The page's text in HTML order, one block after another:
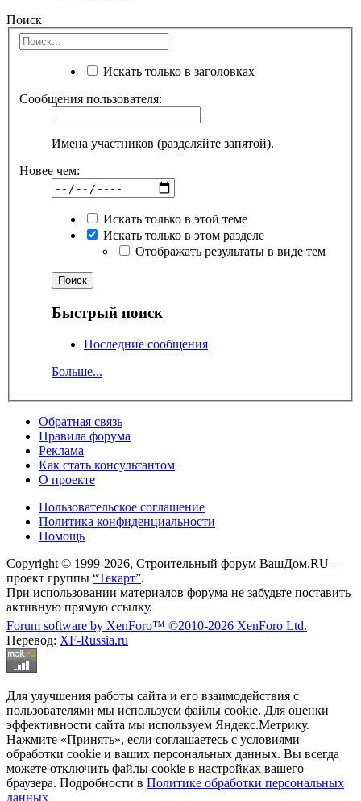
Поиск
Искать только в заголовках
Сообщения пользователя:
Имена участников (разделяйте запятой).
Новее чем:
Искать только в этой теме
Искать только в этом разделе
Отображать результаты в виде тем
Быстрый поиск
Последние сообщения
Больше...
Обратная связь
Правила форума
Реклама
Как стать консультантом
О проекте
Пользовательское соглашение
Политика конфиденциальности
Помощь
Copyright © 1999-2026, Строительный форум ВашДом.RU –
проект группы “Текарт”.
При использовании материалов форума не забудьте поставить
активную прямую ссылку.
Forum software by XenForo™ ©2010-2026 XenForo Ltd.
Перевод: XF-Russia.ru
Для улучшения работы сайта и его взаимодействия с
пользователями мы используем файлы cookie. Для оценки
эффективности сайта мы используем Яндекс.Метрику.
Нажмите «Принять», если соглашаетесь с условиями
обработки cookie и ваших персональных данных. Вы всегда
можете отключить файлы cookie в настройках вашего
браузера. Подробности в Политике обработки персональных
данных